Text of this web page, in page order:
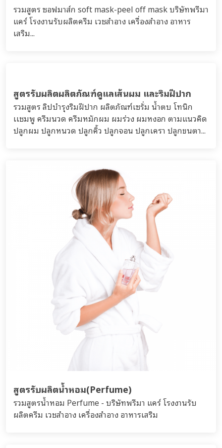
สูตรรับผลิตซอฟมาสก์ soft mask-peel off
mask มาสก์หน้ากากอ่อน
รวมสูตร ซอฟมาส์ก soft mask-peel off mask บริษัทพรีมา
แคร์ โรงงานรับผลิตครีม เวชสำอาง เครื่องสำอาง อาหาร